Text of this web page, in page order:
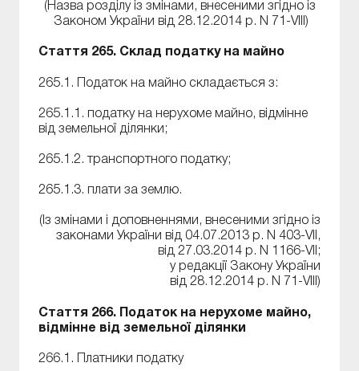
(Назва розділу із змінами, внесеними згідно із
Законом України від 28.12.2014 р. N 71-VIII)
Стаття 265. Склад податку на майно
265.1. Податок на майно складається з:
265.1.1. податку на нерухоме майно, відмінне
від земельної ділянки;
265.1.2. транспортного податку;
265.1.3. плати за землю.
(Із змінами і доповненнями, внесеними згідно із
законами України від 04.07.2013 р. N 403-VII,
від 27.03.2014 р. N 1166-VII;
у редакції Закону України
від 28.12.2014 р. N 71-VIII)
Стаття 266. Податок на нерухоме майно,
відмінне від земельної ділянки
266.1. Платники податку